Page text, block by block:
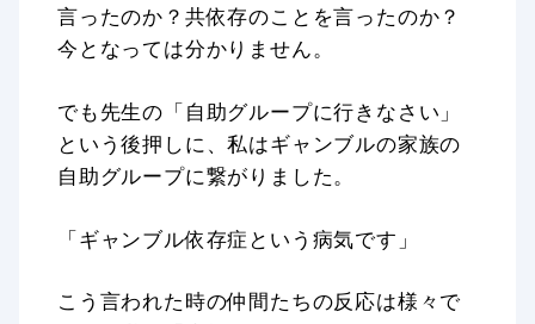
言ったのか？共依存のことを言ったのか？
今となっては分かりません。
でも先生の「自助グループに行きなさい」
という後押しに、私はギャンブルの家族の
自助グループに繋がりました。
「ギャンブル依存症という病気です」
こう言われた時の仲間たちの反応は様々で